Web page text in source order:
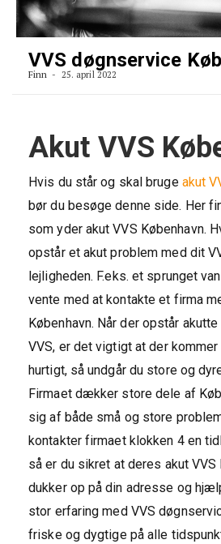
VVS døgnservice
Finn 25. april 2022
Akut VVS
Hvis du står og skal bruge akut
bør du besøge denne side. Her
som yder akut VVS København.
opstår et akut problem med dit
lejligheden. F.eks. et sprunget
vente med at kontakte et firma
København. Når der opstår
VVS, er det vigtigt at der
hurtigt, så undgår du store og
Firmaet dækker store dele af
sig af både små og store
kontakter firmaet klokken 4 en
så er du sikret at deres akut VVS
dukker op på din adresse og
stor erfaring med VVS
friske og dygtige på alle